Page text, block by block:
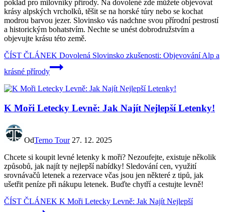
poklad pro milovníky přírody. Na dovolené zde můžete objevovat
krásy alpských vrcholků, těšit se na horské túry nebo se kochat
modrou barvou jezer. Slovinsko vás nadchne svou přírodní pestrostí
a historickým bohatstvím. Nechte se unést dobrodružstvím a
objevujte krásu této země.
ČÍST ČLÁNEK Dovolená Slovinsko zkušenosti: Objevování Alp a
krásné přírody
K Moři Letecky Levně: Jak Najít Nejlepší Letenky!
OdTerno Tour 27. 12. 2025
Chcete si koupit levné letenky k moři? Nezoufejte, existuje několik
způsobů, jak najít ty nejlepší nabídky! Sledování cen, využití
srovnávačů letenek a rezervace včas jsou jen některé z tipů, jak
ušetřit peníze při nákupu letenek. Buďte chytří a cestujte levně!
ČÍST ČLÁNEK K Moři Letecky Levně: Jak Najít Nejlepší